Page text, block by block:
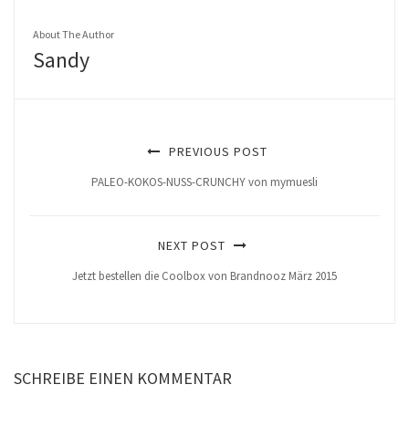
About The Author
Sandy
PREVIOUS POST
PALEO-KOKOS-NUSS-CRUNCHY von mymuesli
NEXT POST
Jetzt bestellen die Coolbox von Brandnooz März 2015
SCHREIBE EINEN KOMMENTAR